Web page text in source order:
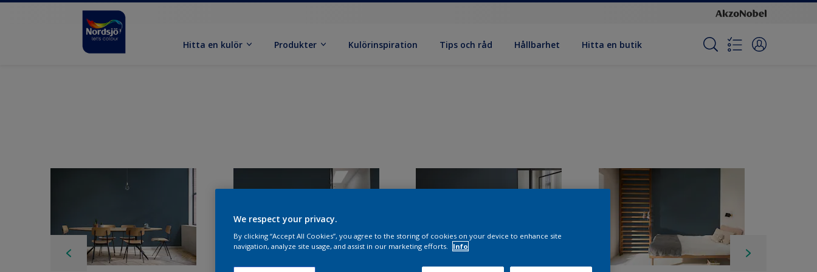
Hitta en kulör Produkter Kulörinspiration Tips och råd Hållbarhet Hitta en butik
We respect your privacy.
By clicking “Accept All Cookies”, you agree to the storing of cookies on your device to enhance site
navigation, analyze site usage, and assist in our marketing efforts.
Info